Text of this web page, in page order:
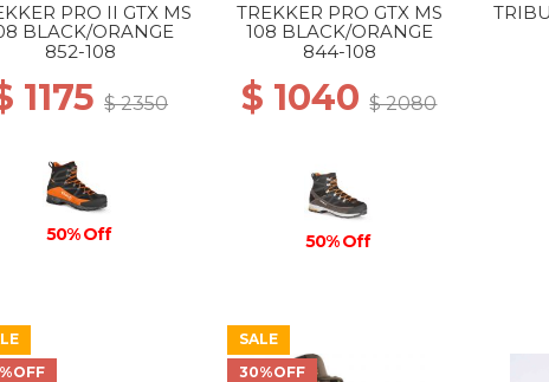
PRO II GTX MS
BLACK/ORANGE
852-108
1175$ 2350
50% Off
TREKKER PRO GTX MS
108 BLACK/ORANGE
844-108
$ 1040$ 2080
50% Off
SALE
30%OFF